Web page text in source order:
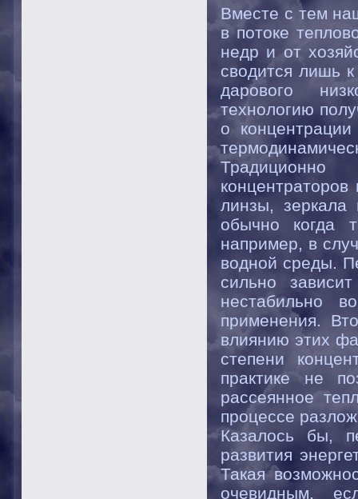
Вместе с тем
в потоке
недр и от
сводится лишь
дарового
технологию
о
линзы, зеркала
обычно когда
например, в
водной среды.
сильно
нестабильно
применения.
влиянию этих
степени
практике не
рассеянное
процессе
Казалось бы,
развития
Такая
очевидным,